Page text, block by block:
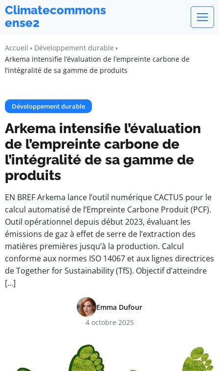
Climatecommons
ense2
Accueil
Développement durable
Arkema intensifie l’évaluation de l’empreinte carbone de
l’intégralité de sa gamme de produits
Développement durable
Arkema intensifie l’évaluation
de l’empreinte carbone de
l’intégralité de sa gamme de
produits
EN BREF Arkema lance l’outil numérique CACTUS pour le
calcul automatisé de l’Empreinte Carbone Produit (PCF).
Outil opérationnel depuis début 2023, évaluant les
émissions de gaz à effet de serre de l’extraction des
matières premières jusqu’à la production. Calcul
conforme aux normes ISO 14067 et aux lignes directrices
de Together for Sustainability (TfS). Objectif d’atteindre
[…]
Emma Dufour
4 octobre 2025